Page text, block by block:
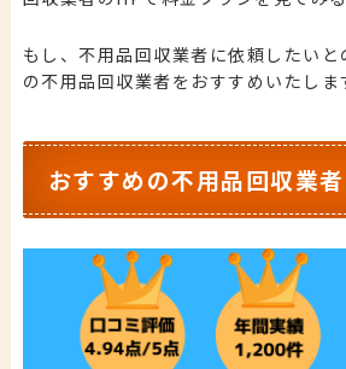
もし、不用品回収業者に依頼したい
の不用品回収業者をおすすめいたしま
おすすめの不用品回収業者